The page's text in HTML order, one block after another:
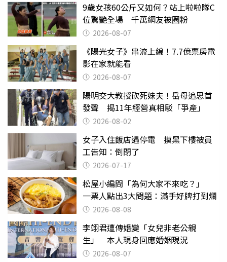
9歲女孩60公斤又如何？站上啦啦隊C
位驚艷全場 千萬網友被圈粉
2026-08-07
《陽光女子》串流上線！7.7億票房電
影在家就能看
2026-08-07
陽明交大教授砍死妹夫！岳母追思首
發聲 揭11年經營真相駁「爭產」
2026-08-02
女子入住飯店遇停電 摸黑下樓被員
工告知：倒閉了
2026-07-17
松屋小編問「為何大家不來吃？」
一票人點出3大問題：滿手好牌打到爛
2026-08-08
李翊君遭傳婚變「女兒非老公親
生」 本人現身回應婚姻現況
2026-08-07